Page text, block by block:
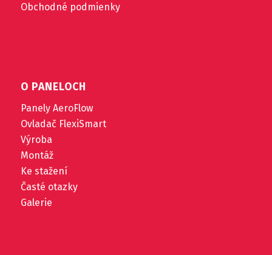
Obchodné podmienky
O PANELOCH
Panely AeroFlow
Ovladač FlexiSmart
Výroba
Montáž
Ke stažení
Časté otazky
Galerie